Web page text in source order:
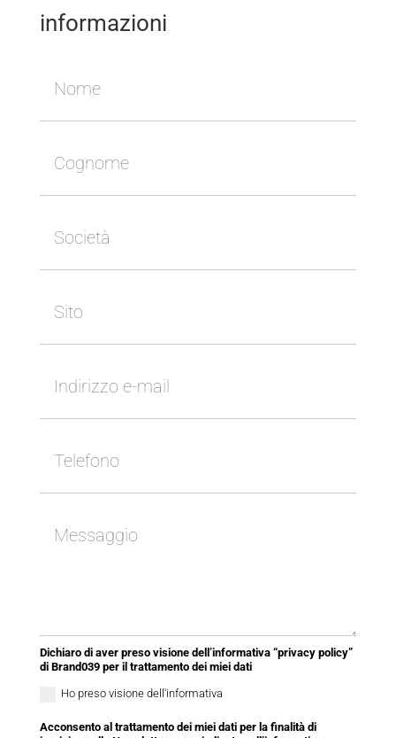
informazioni
Dichiaro di aver preso visione dell’informativa “privacy policy”
di Brand039 per il trattamento dei miei dati
Ho preso visione dell'informativa
Acconsento al trattamento dei miei dati per la finalità di